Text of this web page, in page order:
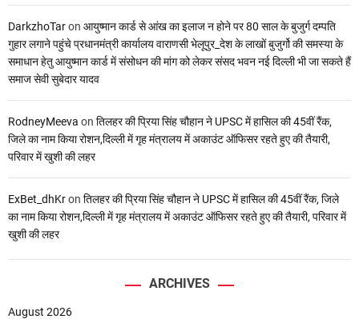
DarkzhoTaron आयुष्मान कार्ड से आंख का इलाज न होने पर 80 साल के बुजुर्ग दम्पति
गुहार लगाने पहुंचे प्रधानमंत्री कार्यालय वाराणसी भेलूपुर_देश के लाखों बुजुर्गो की समस्या के
समाधान हेतु आयुष्मान कार्ड में संसोधन की मांग को लेकर संसद भवन नई दिल्ली भी जा सकते हैं
समाज सेवी सुबेदार यादव
RodneyMeeva on तिलहर की प्रिया सिंह चौहान ने UPSC में हासिल की 45वीं रैंक,
जिले का नाम किया रोशन,दिल्ली में गृह मंत्रालय में अकाउंट ऑफिसर रहते हुए की तैयारी,
परिवार में खुशी की लहर
ExBet_dhKron तिलहर की प्रिया सिंह चौहान ने UPSC में हासिल की 45वीं रैंक, जिले
का नाम किया रोशन,दिल्ली में गृह मंत्रालय में अकाउंट ऑफिसर रहते हुए की तैयारी, परिवार में
खुशी की लहर
ARCHIVES
August 2026